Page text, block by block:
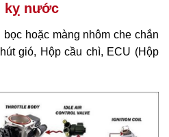
kỵ nước
hoặc màng nhôm che chắn
gió, Hộp cầu chì, ECU (Hộp